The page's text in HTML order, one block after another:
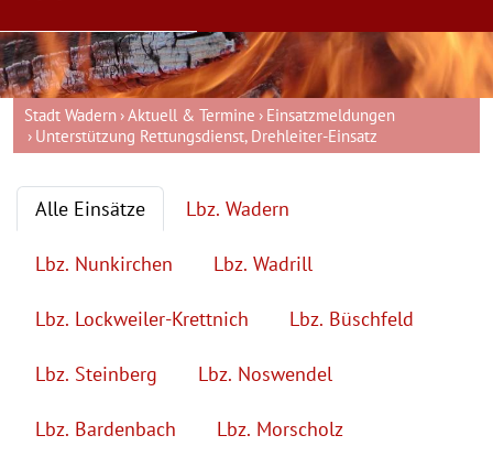
Stadt Wadern Aktuell & Termine
Einsatzmeldungen
Unterstützung Rettungsdienst, Drehleiter-Einsatz
Alle Einsätze Lbz. Wadern
Lbz. Nunkirchen Lbz. Wadrill
Lbz. Lockweiler-Krettnich Lbz. Büschfeld
Lbz. Steinberg Lbz. Noswendel
Lbz. Bardenbach Lbz. Morscholz